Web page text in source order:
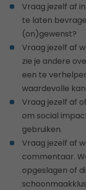
Vraag jezelf af
te laten
(on)gewenst?
Vraag jezelf af
zie je andere
een te
waardevolle
Vraag jezelf af
om social
gebruiken.
Vraag jezelf af
commentaar.
opgeslagen of